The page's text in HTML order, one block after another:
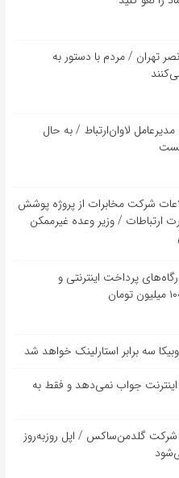
تهران / مردم با دستور به
لاوان‌ارتباط / به حال
شرکت مخابرات از پروژه پوشش
ارتباطات / وزیر وعده غیرممکن
پرداخت اینترنتی و
سه برابر استارلینک خواهد شد
جواب نمی‌دهد و فقط به
گلدمن‌ساکس / اپل روزبه‌روز